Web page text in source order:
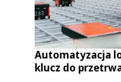
Automatyzacja
klucz do